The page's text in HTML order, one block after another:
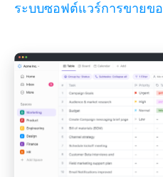
ระบบซอฟต์แวร์การขายข